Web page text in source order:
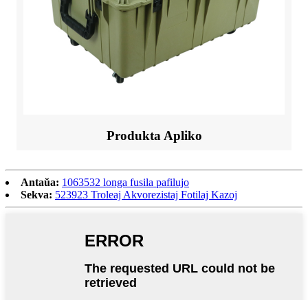
Produkta Apliko
Antaŭa: 1063532 longa fusila pafilujo
Sekva: 523923 Troleaj Akvorezistaj Fotilaj Kazoj